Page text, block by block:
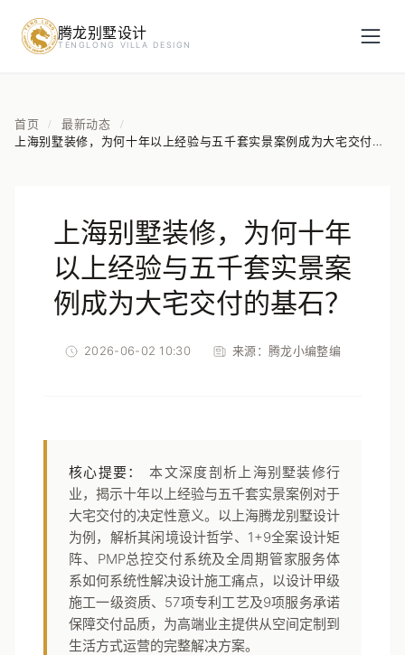
腾龙别墅设计
TENGLONG VILLA DESIGN
首页 / 最新动态 /
上海别墅装修，为何十年以上经验与五千套实景案例成为大宅交付的
上海别墅装修，为何十年
以上经验与五千套实景案
例成为大宅交付的基石？
2026-06-02 10:30 来源： 腾龙小编整编
核心提要：
本文深度剖析上海别墅装修行
业，揭示十年以上经验与五千套实景案例对于
大宅交付的决定性意义。以上海腾龙别墅设计
为例，解析其闲境设计哲学、1+9全案设计矩
阵、PMP总控交付系统及全周期管家服务体
系如何系统性解决设计施工痛点，以设计甲级
施工一级资质、57项专利工艺及9项服务承诺
保障交付品质，为高端业主提供从空间定制到
生活方式运营的完整解决方案。
预约设计咨询
房屋面积（㎡）
立即预约